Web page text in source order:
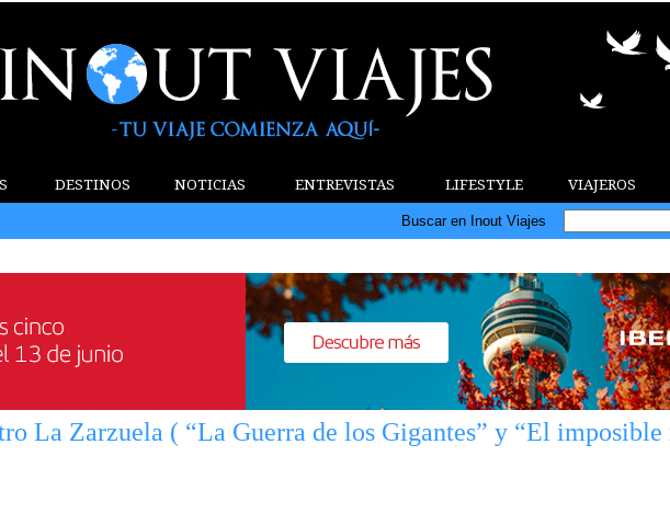
DESTINOS NOTICIAS ENTREVISTAS LIFESTYLE VIAJEROS
Buscar en Inout Viajes
La Zarzuela ( “La Guerra de los Gigantes” y “El imposible